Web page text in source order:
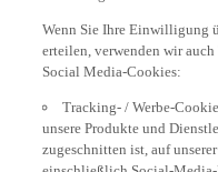
Wenn Sie Ihre Einwilligung
erteilen, verwenden wir
Social Media-Cookies:
Tracking- / Werbe-
unsere Produkte und
zugeschnitten ist, auf
einschließlich Social-